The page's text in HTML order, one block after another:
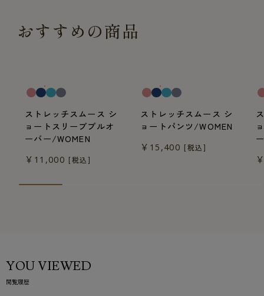
おすすめの商品
ストレッチスムース シ
ョートスリーブプルオ
ーバー/WOMEN
￥11,000 [税込]
ストレッチスムース シ
ョートパンツ/WOMEN
￥15,400 [税込]
YOU VIEWED
閲覧履歴